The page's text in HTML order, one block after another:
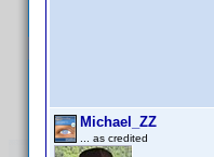
Michael_ZZ
... as credited